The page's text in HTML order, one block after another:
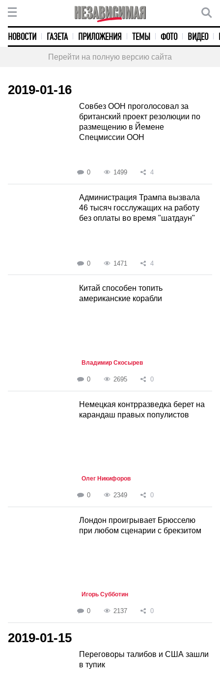
НОВОСТИ ГАЗЕТА ПРИЛОЖЕНИЯ ТЕМЫ ФОТО ВИДЕО
Перейти на полную версию сайта
2019-01-16
Совбез ООН проголосовал за
британский проект резолюции по
размещению в Йемене
Спецмиссии ООН
0 1499 4
Администрация Трампа вызвала
46 тысяч госслужащих на работу
без оплаты во время "шатдаун"
0 1471 4
Китай способен топить
американские корабли
Владимир Скосырев
0 2695 0
Немецкая контрразведка берет на
карандаш правых популистов
Олег Никифоров
0 2349 0
Лондон проигрывает Брюсселю
при любом сценарии с брекзитом
Игорь Субботин
0 2137 0
2019-01-15
Переговоры талибов и США зашли
в тупик